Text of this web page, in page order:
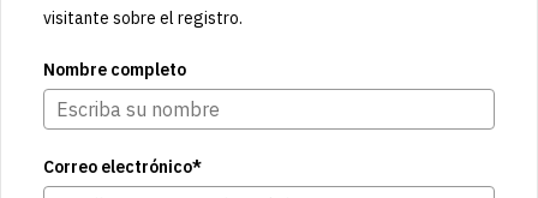
visitante sobre el registro.
Nombre completo
Correo electrónico*